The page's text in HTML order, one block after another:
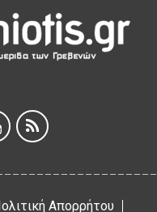
ύδρευσης
Απορρήτου